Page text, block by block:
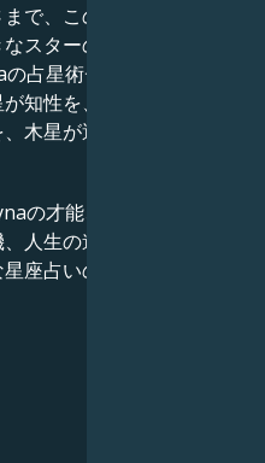
で、この有名人の出生図
スターの成功物語の一端
占星術チャート分析を
知性を、土星が規律を、
木星が運をそれぞれ定義
の才能、カリスマ性、
人生の道筋、そして恋愛
座占いのプロフィールを